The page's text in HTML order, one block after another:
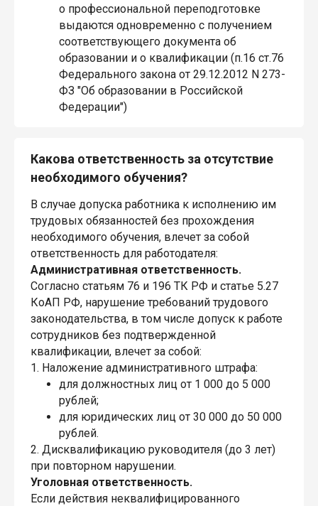
о профессиональной переподготовке
выдаются одновременно с получением
соответствующего документа об
образовании и о квалификации (п.16 ст.76
Федерального закона от 29.12.2012 N 273-
ФЗ "Об образовании в Российской
Федерации")
Какова ответственность за отсутствие
необходимого обучения?
В случае допуска работника к исполнению им
трудовых обязанностей без прохождения
необходимого обучения, влечет за собой
ответственность для работодателя:
Административная ответственность.
Согласно статьям 76 и 196 ТК РФ и статье 5.27
КоАП РФ, нарушение требований трудового
законодательства, в том числе допуск к работе
сотрудников без подтвержденной
квалификации, влечет за собой:
1. Наложение административного штрафа:
для должностных лиц от 1 000 до 5 000
рублей;
для юридических лиц от 30 000 до 50 000
рублей.
2. Дисквалификацию руководителя (до 3 лет)
при повторном нарушении.
Уголовная ответственность.
Если действия неквалифицированного